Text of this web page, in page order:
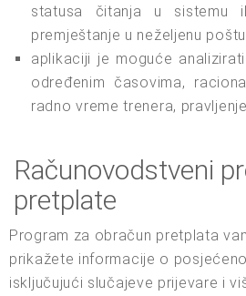
statusa čitanja u sistemu
premještanje u neželjenu
aplikaciji je moguće
određenim časovima,
radno vreme trenera,
Računovodstveni
pretplate
Program za obračun pretplata
prikažete informacije o
isključujući slučajeve prijevare i